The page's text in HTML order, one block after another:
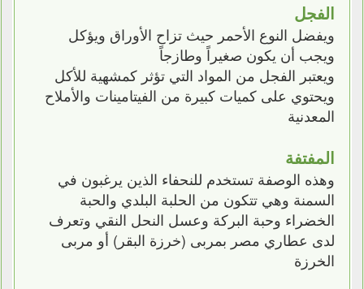
الفجل
ويفضل النوع الأحمر حيث تزاح الأوراق ويؤكل
ويجب أن يكون صغيراً وطازجاً
ويعتبر الفجل من المواد التي تؤثر كمشهية للأكل
ويحتوي على كميات كبيرة من الفيتامينات والأملاح
المعدنية
المفتفة
وهذه الوصفة تستخدم للنحفاء الذين يرغبون في
السمنة وهي تتكون من الحلبة البلدي والحبة
الخضراء وحبة البركة وعسل النحل النقي وتعرف
لدى عطاري مصر بمربى (خرزة البقر) أو مربى
الخرزة